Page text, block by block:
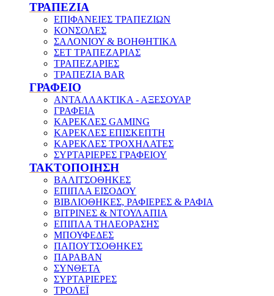
ΤΡΑΠΕΖΙΑ
ΕΠΙΦΑΝΕΙΕΣ ΤΡΑΠΕΖΙΩΝ
ΚΟΝΣΟΛΕΣ
ΣΑΛΟΝΙΟΥ & ΒΟΗΘΗΤΙΚΑ
ΣΕΤ ΤΡΑΠΕΖΑΡΙΑΣ
ΤΡΑΠΕΖΑΡΙΕΣ
ΤΡΑΠΕΖΙΑ BAR
ΓΡΑΦΕΙΟ
ΑΝΤΑΛΛΑΚΤΙΚΑ - ΑΞΕΣΟΥΑΡ
ΓΡΑΦΕΙΑ
ΚΑΡΕΚΛΕΣ GAMING
ΚΑΡΕΚΛΕΣ ΕΠΙΣΚΕΠΤΗ
ΚΑΡΕΚΛΕΣ ΤΡΟΧΗΛΑΤΕΣ
ΣΥΡΤΑΡΙΕΡΕΣ ΓΡΑΦΕΙΟΥ
ΤΑΚΤΟΠΟΙΗΣΗ
ΒΑΛΙΤΣΟΘΗΚΕΣ
ΕΠΙΠΛΑ ΕΙΣΟΔΟΥ
ΒΙΒΛΙΟΘΗΚΕΣ, ΡΑΦΙΕΡΕΣ & ΡΑΦΙΑ
ΒΙΤΡΙΝΕΣ & ΝΤΟΥΛΑΠΙΑ
ΕΠΙΠΛΑ ΤΗΛΕΟΡΑΣΗΣ
ΜΠΟΥΦΕΔΕΣ
ΠΑΠΟΥΤΣΟΘΗΚΕΣ
ΠΑΡΑΒΑΝ
ΣΥΝΘΕΤΑ
ΣΥΡΤΑΡΙΕΡΕΣ
ΤΡΟΛΕΪ